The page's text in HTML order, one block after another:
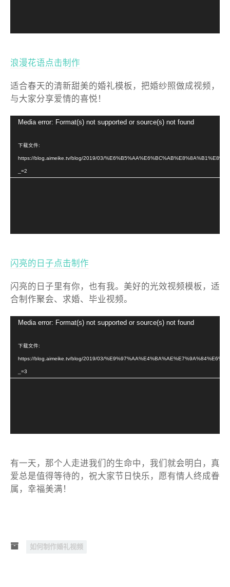
浪漫花语点击制作
适合春天的清新甜美的婚礼模板，把婚纱照做成视频，
与大家分享爱情的喜悦！
Media error: Format(s) not supported or source(s) not found
下载文件:
https://blog.aimeike.tv/blog/2019/03/
_=2
闪亮的日子点击制作
闪亮的日子里有你，也有我。美好的光效视频模板，适
合制作聚会、求婚、毕业视频。
Media error: Format(s) not supported or source(s) not found
下载文件:
https://blog.aimeike.tv/blog/2019/03/
_=3
有一天，那个人走进我们的生命中，我们就会明白，真
爱总是值得等待的，祝大家节日快乐，愿有情人终成眷
属，幸福美满！
如何制作婚礼视频